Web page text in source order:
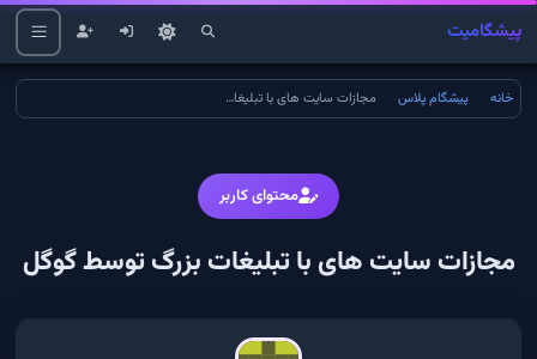
پیشگامیت
خانه پیشگام پلاس مجازات سایت های با تبلیغات بزرگ توسط گوگل
محتوای کاربر
مجازات سایت های با تبلیغات بزرگ توسط گوگل